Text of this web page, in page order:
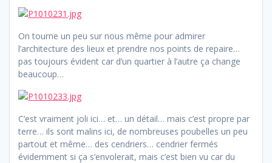
On tourne un peu sur nous même pour admirer
l’architecture des lieux et prendre nos points de repaire…
pas toujours évident car d’un quartier à l’autre ça change
beaucoup…
C’est vraiment joli ici… et… un détail… mais c’est propre par
terre… ils sont malins ici, de nombreuses poubelles un peu
partout et même… des cendriers… cendrier fermés
évidemment si ça s’envolerait, mais c’est bien vu car du